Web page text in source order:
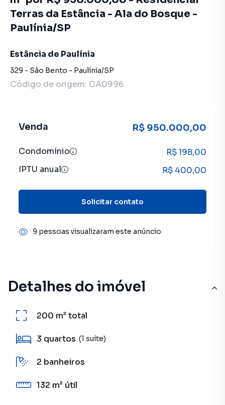
Detalhes do imóvel
200 m²total
3 quartos (1 suíte)
2 banheiros
132 m² útil
Terras da Estância - Ala do Bosque -
Paulínia/SP
Estância de Paulínia
329 - São Bento - Paulínia/SP
Código de origem: CA0996
Venda R$ 950.000,00
Condomínio
R$ 198,00
IPTU anual
R$ 400,00
Solicitar contato
9 pessoas visualizaram este anúncio